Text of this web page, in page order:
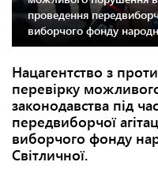
проведення
виборчого фонду
Нацагентство з
перевірку
законодавства під
передвиборчої
виборчого фонду
Світличної.